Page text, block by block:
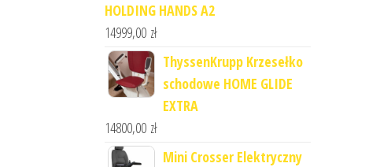
HOLDING HANDS A2
14999,00 zł
ThyssenKrupp Krzesełko
schodowe HOME GLIDE
EXTRA
14800,00 zł
Mini Crosser Elektryczny